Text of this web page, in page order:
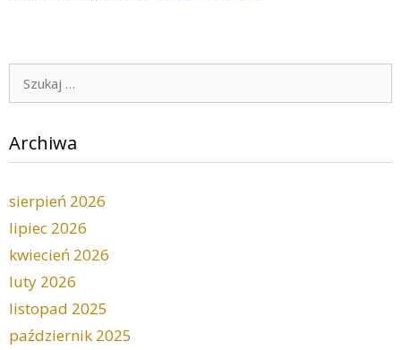
Szukaj:
Archiwa
sierpień 2026
lipiec 2026
kwiecień 2026
luty 2026
listopad 2025
październik 2025